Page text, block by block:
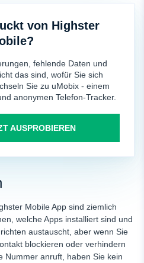
von Highster
fehlende Daten und
das sind, wofür Sie sich
Sie zu uMobix - einem
anonymen Telefon-Tracker.
AUSPROBIEREN
Mobile App sind ziemlich
welche Apps installiert sind und
austauscht, aber wenn Sie
blockieren oder verhindern
Nummer anruft, haben Sie kein